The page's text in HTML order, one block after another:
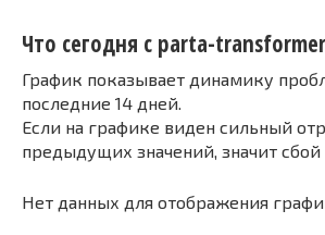
Что сегодня с parta-
График показывает динамику
последние 14 дней.
Если на графике виден сильный
предыдущих значений, значит сбой
Нет данных для отображения